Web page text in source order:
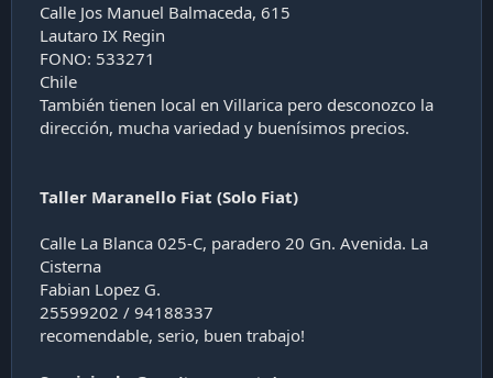
Calle Jos Manuel Balmaceda, 615
Lautaro IX Regin
FONO: 533271
Chile
También tienen local en Villarica pero desconozco la
dirección, mucha variedad y buenísimos precios.
Taller Maranello Fiat (Solo Fiat)
Calle La Blanca 025-C, paradero 20 Gn. Avenida. La
Cisterna
Fabian Lopez G.
25599202 / 94188337
recomendable, serio, buen trabajo!